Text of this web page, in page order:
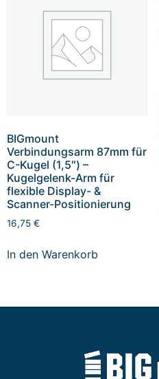
BIGmount
Verbindungsarm 87mm für
C-Kugel (1,5″) –
Kugelgelenk-Arm für
flexible Display- &
Scanner-Positionierung
16,75 €
In den Warenkorb